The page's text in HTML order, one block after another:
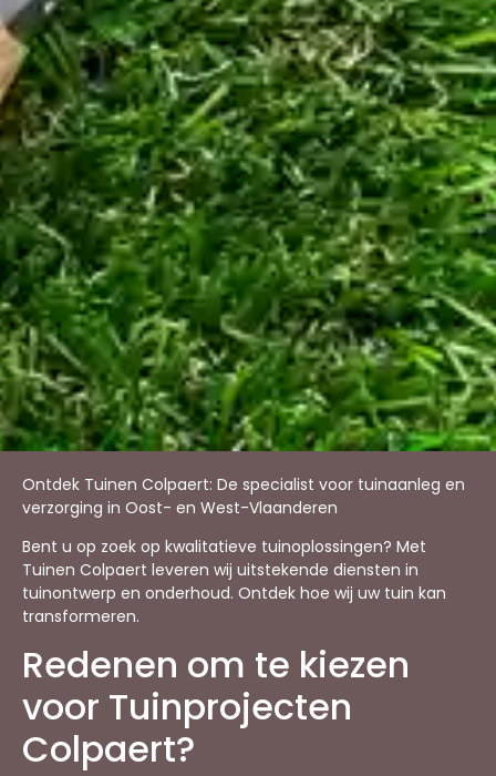
Ontdek Tuinen Colpaert: De specialist voor tuinaanleg en
verzorging in Oost- en West-Vlaanderen
Bent u op zoek op kwalitatieve tuinoplossingen? Met
Tuinen Colpaert leveren wij uitstekende diensten in
tuinontwerp en onderhoud. Ontdek hoe wij uw tuin kan
transformeren.
Redenen om te kiezen
voor Tuinprojecten
Colpaert?